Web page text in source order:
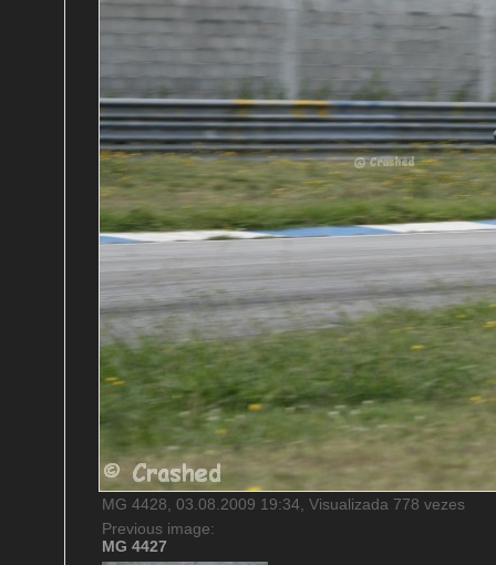
MG 4428, 03.08.2009 19:34, Visualizada 778 vezes
Previous image:
MG 4427